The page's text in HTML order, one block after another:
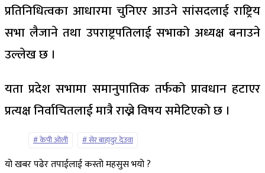
प्रतिनिधित्वका आधारमा चुनिएर आउने सांसदलाई राष्ट्रिय
सभा लैजाने तथा उपराष्ट्रपतिलाई सभाको अध्यक्ष बनाउने
उल्लेख छ ।
यता प्रदेश सभामा समानुपातिक तर्फको प्रावधान हटाएर
प्रत्यक्ष निर्वाचितलाई मात्रै राख्ने विषय समेटिएको छ ।
केपी ओली सेर बाहादुर देउवा
यो खबर पढेर तपाईलाई कस्तो महसुस भयो ?